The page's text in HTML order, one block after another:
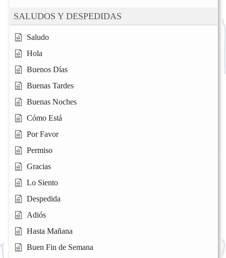
SALUDOS Y DESPEDIDAS
Saludo
Hola
Buenos Días
Buenas Tardes
Buenas Noches
Cómo Está
Por Favor
Permiso
Gracias
Lo Siento
Despedida
Adiós
Hasta Mañana
Buen Fin de Semana